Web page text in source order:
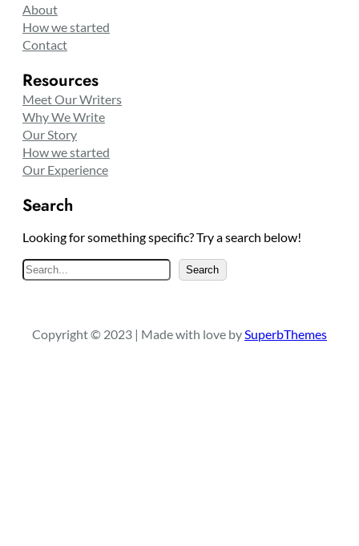
About
How we started
Contact
Resources
Meet Our Writers
Why We Write
Our Story
How we started
Our Experience
Search
Looking for something specific? Try a search below!
S
e
c
Search
Copyright © 2023 | Made with love by SuperbThemes